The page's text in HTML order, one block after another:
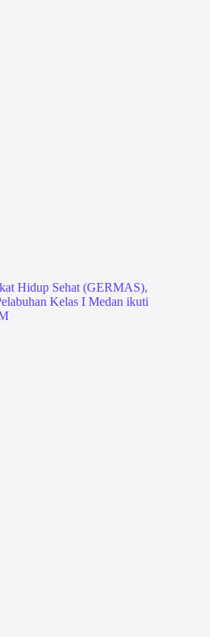
Hidup Sehat (GERMAS),
Kelas I Medan ikuti